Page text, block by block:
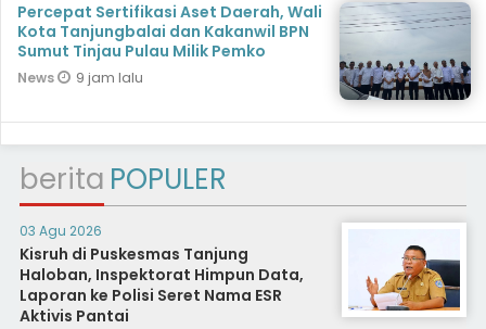
Percepat Sertifikasi Aset Daerah, Wali
Kota Tanjungbalai dan Kakanwil BPN
Sumut Tinjau Pulau Milik Pemko
News 9 jam lalu
berita POPULER
03 Agu 2026
Kisruh di Puskesmas Tanjung
Haloban, Inspektorat Himpun Data,
Laporan ke Polisi Seret Nama ESR
Aktivis Pantai